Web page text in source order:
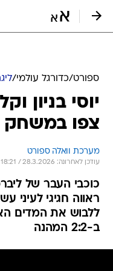
יוסי בניון
צפו במשחק
מערכת וואלה ספורט
כוכבי העבר של
ראווה חגיגי לעיני
ללבוש את המדים
ב-2:2 המהנה